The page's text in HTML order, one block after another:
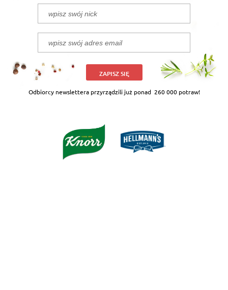
ZAPISZ SIĘ
Odbiorcy newslettera przyrządzili już ponad 260 000 potraw!